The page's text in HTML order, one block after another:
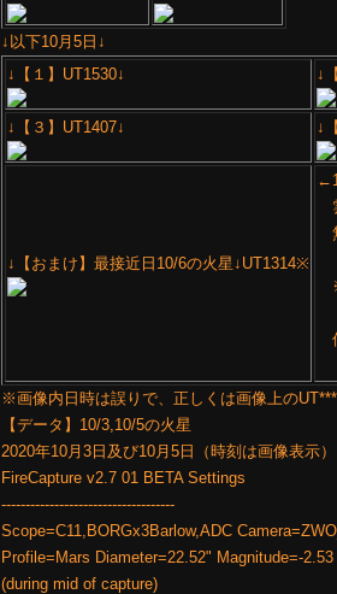
↓以下10月5日↓
↓【１】UT1530↓
↓
↓【３】UT1407↓ ↓
↓【おまけ】最接近日10/6の火星↓UT1314※
※画像内日時は誤りで、正しくは画像上の
【データ】10/3,10/5の火星
2020年10月3日及び10月5日（時刻は画像表示）
FireCapture v2.7 01 BETA Settings
------------------------------------
Scope=C11,BORGx3Barlow,ADC
Profile=Mars Diameter=22.52" Magnitude=-2.53
(during mid of capture)